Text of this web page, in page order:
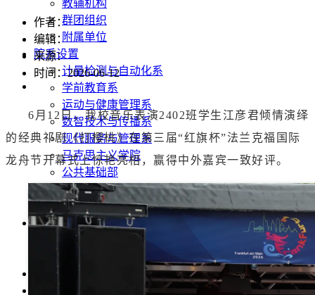
教辅机构
群团组织
附属单位
院系设置
计量检测与自动化系
学前教育系
运动与健康管理系
数智技术与传播系
现代服务与管理系
马克思主义学院
公共基础部
美术与艺术设计系
音乐与舞蹈系
招生就业
招生信息网
教育教学
作者：
编辑：
来源：
时间：2026-06-12
6月12日，我校音乐表演2402班学生江彦君倾情演绎
的经典祁剧《打樱桃》在第三届“红旗杯”法兰克福国际
龙舟节开幕式上惊艳亮相，赢得中外嘉宾一致好评。